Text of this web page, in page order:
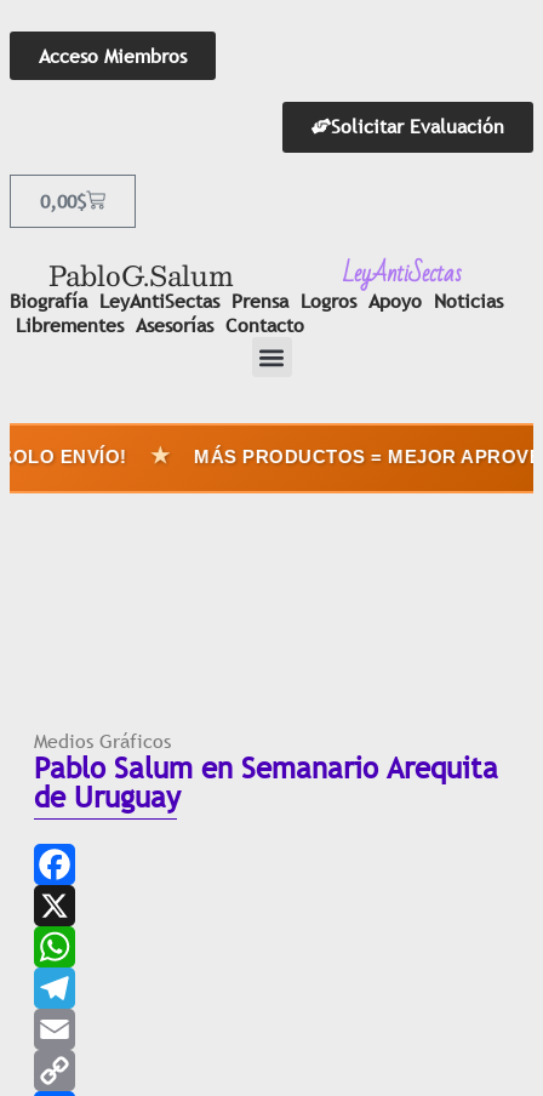
Acceso Miembros
Solicitar Evaluación
0,00$
Pablo G. Salum LeyAntiSectas
Biografía LeyAntiSectas Prensa Logros Apoyo Noticias
Librementes Asesorías Contacto
ENVÍO! ★ MÁS PRODUCTOS = MEJOR
Medios Gráficos
Pablo Salum en Semanario Arequita
de Uruguay
Facebook
X
WhatsApp
Telegram
Email